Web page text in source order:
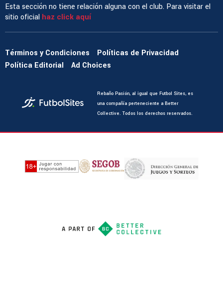
Esta sección no tiene relación alguna con el club. Para visitar el
sitio oficial haz click aquí
Términos y Condiciones
Políticas de Privacidad
Política Editorial
Ad Choices
Rebaño Pasión, al igual que Futbol Sites, es
una compañía perteneciente a Better
Collective. Todos los derechos reservados.